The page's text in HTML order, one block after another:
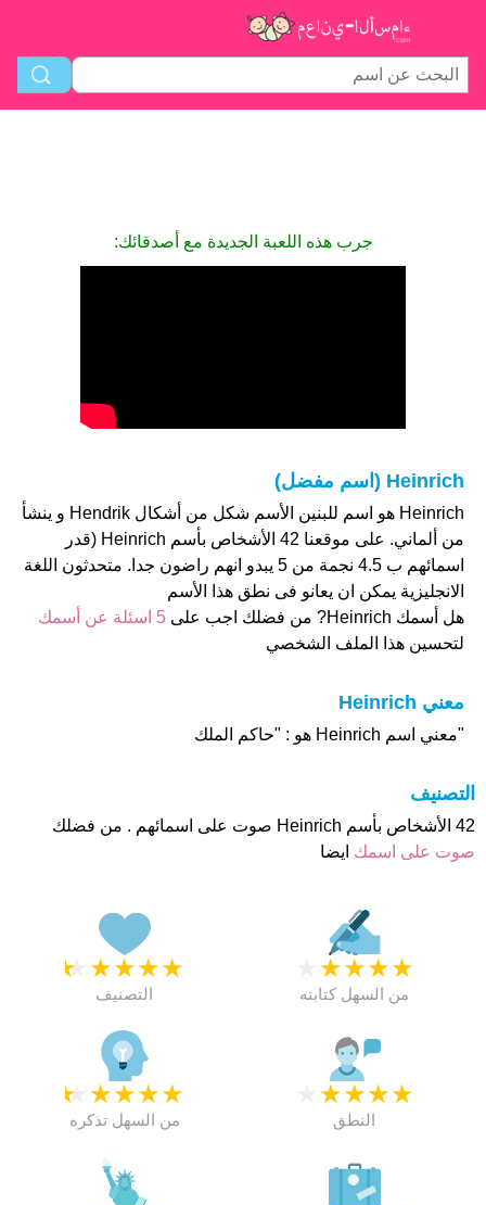
جرب هذه اللعبة الجديدة مع أصدقائك:
Heinrich (اسم مفضل)
Heinrich هو اسم للبنين الأسم شكل من أشكال Hendrik و ينشأ
من ألماني. على موقعنا 42 الأشخاص بأسم Heinrich (قدر
اسمائهم ب 4.5 نجمة من 5 يبدو انهم راضون جدا. متحدثون اللغة
الانجليزية يمكن ان يعانو فى نطق هذا الأسم
هل أسمك Heinrich? من فضلك اجب على
5 اسئلة عن أسمك
لتحسين هذا الملف الشخصي
معني Heinrich
"معني اسم Heinrich هو : "حاكم الملك
التصنيف
42 الأشخاص بأسم Heinrich صوت على اسمائهم . من فضلك
صوت على اسمك ايضا
★
★
★
★
★
التصنيف
★
★
★
★
من السهل كتابته
★
★
★
★
★
من السهل تذكره
★
★
★
★
النطق